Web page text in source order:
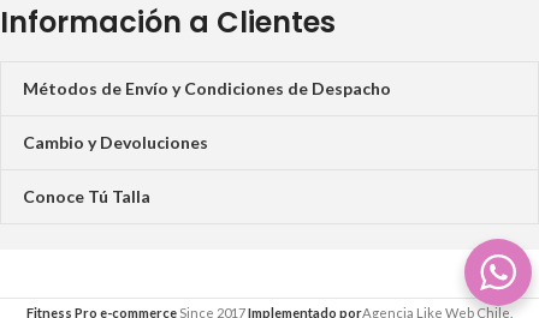
Información a Clientes
Métodos de Envío y Condiciones de Despacho
Cambio y Devoluciones
Conoce Tú Talla
Fitness Pro e-commerce Since 2017Implementado porAgencia Like Web Chile.